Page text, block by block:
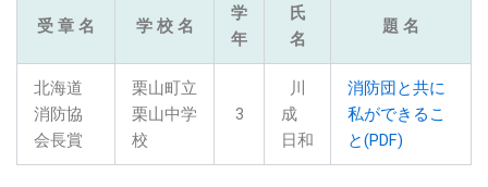
受 章 名 学 校 名
学
年
氏
名
題 名
北海道
消防協
会長賞
栗山町立
栗山中学
校
3
川
成
日和
消防団と共に
私ができるこ
と(PDF)